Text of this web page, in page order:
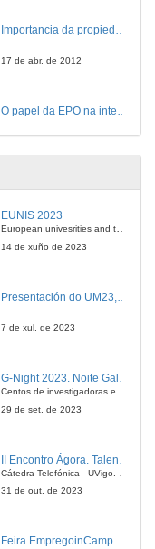
17 de abr. de 2012
O papel da EPO na internacionalización das patentes
Quenda de preguntas
17 de abr. de 2012
17 de abr. de 2012
17 de abr. de 2012
EUNIS 2023
European univesrities and the digital transformation: challenges and opportunities ahead
14 de xuño de 2023
7 de xul. de 2023
G-Night 2023. Noite Galega das Persoas Investigadoras. Conciencias creativas
Centos de investigadoras e investigadores, decenas de actividades e sete cidades
29 de set. de 2023
Cátedra Telefónica - UVigo. Espazos de innovación
31 de out. de 2023
Feira EmpregoinCampus Vigo 2024